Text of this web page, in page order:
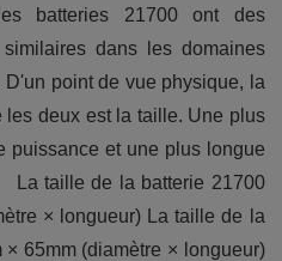
batteries 21700 ont des
dans les domaines
point de vue physique, la
les deux est la taille. Une plus
puissance et une plus longue
La taille de la batterie 21700
× longueur) La taille de la
65mm (diamètre × longueur)